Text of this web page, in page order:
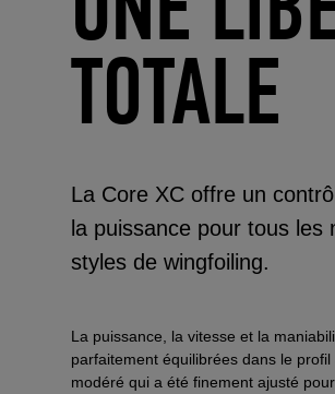
TOTALE
La Core XC offre un
la puissance pour tous les
styles de wingfoiling.
La puissance, la vitesse et la
parfaitement équilibrées dans le
modéré qui a été finement ajusté